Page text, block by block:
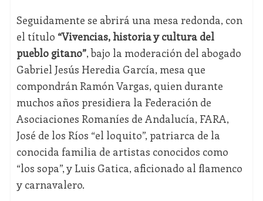
Seguidamente se abrirá una mesa redonda, con
el título “Vivencias, historia y cultura del
pueblo gitano”, bajo la moderación del abogado
Gabriel Jesús Heredia García, mesa que
compondrán Ramón Vargas, quien durante
muchos años presidiera la Federación de
Asociaciones Romaníes de Andalucía, FARA,
José de los Ríos “el loquito”, patriarca de la
conocida familia de artistas conocidos como
“los sopa”, y Luis Gatica, aficionado al flamenco
y carnavalero.